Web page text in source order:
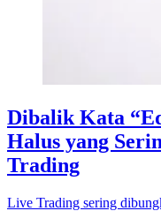
Dibalik Kata
Halus yang
Trading
Live Trading sering